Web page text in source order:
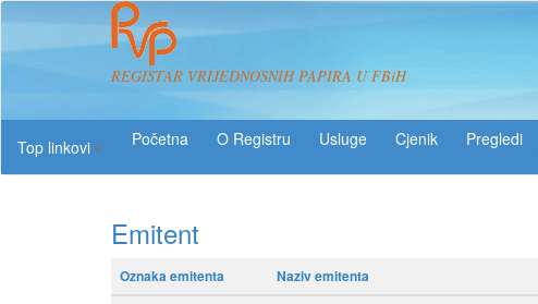
REGISTAR VRIJEDNOSNIH PAPIRA U FBiH
Top linkovi
O Registru Usluge Pregledi
Emitent
Oznaka emitenta Naziv emitenta